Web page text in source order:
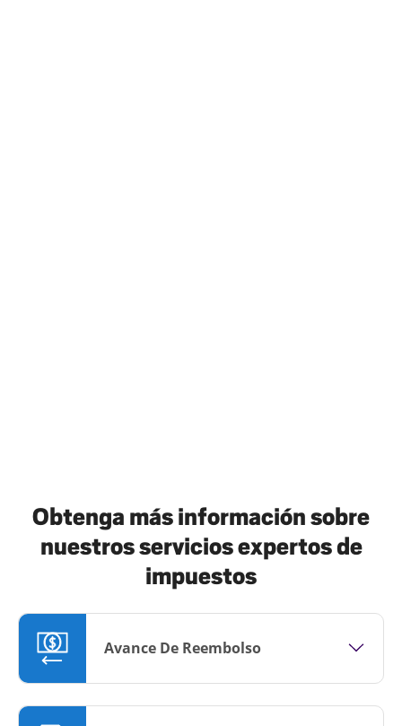
Obtenga más información sobre
nuestros servicios expertos de
impuestos
Avance De Reembolso